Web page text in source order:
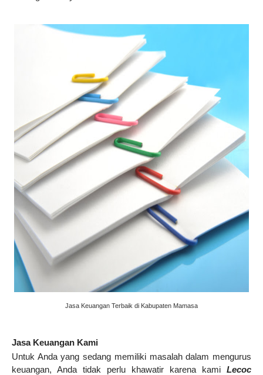
Jasa Keuangan Terbaik di Kabupaten Mamasa
Jasa Keuangan Kami
Untuk Anda yang sedang memiliki masalah dalam mengurus
keuangan, Anda tidak perlu khawatir karena kami Lecoc